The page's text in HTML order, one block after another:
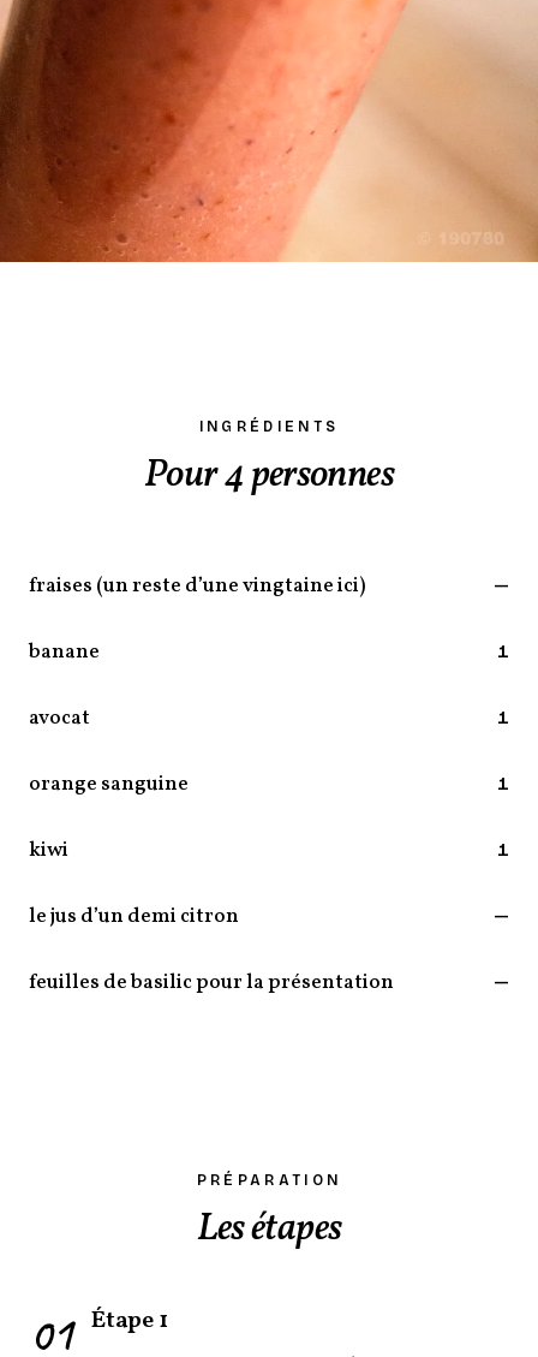
INGRÉDIENTS
Pour 4 personnes
fraises (un reste d’une vingtaine ici) —
banane 1
avocat 1
orange sanguine 1
kiwi 1
le jus d’un demi citron —
feuilles de basilic pour la présentation —
PRÉPARATION
Les étapes
01 Étape 1